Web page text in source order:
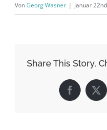
VonGeorg Wasner | Januar
Share This Story,
Facebook
X